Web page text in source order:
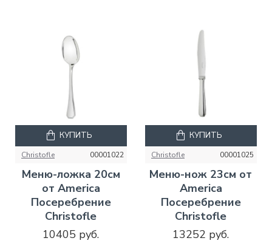
Christofle 00001022
Меню-ложка 20см
от America
Посеребрение
Christofle
10405 руб.
КУПИТЬ
Christofle 00001025
Меню-нож 23см от
America
Посеребрение
Christofle
13252 руб.
КУПИТЬ